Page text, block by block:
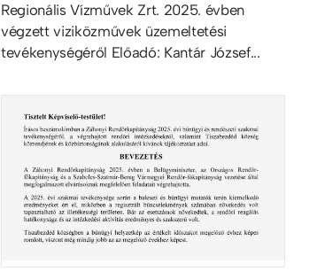
Regionális Vízművek Zrt. 2025. évben
végzett viziközművek üzemeltetési
tevékenységéről Előadó: Kantár József...